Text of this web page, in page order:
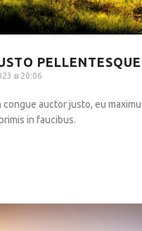
PELLENTESQUE
в 20:06
auctor justo, eu
in faucibus.